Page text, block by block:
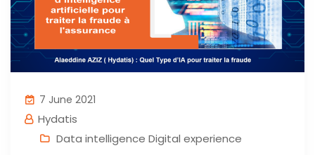
7 June 2021
Hydatis
Data intelligence Digital experience